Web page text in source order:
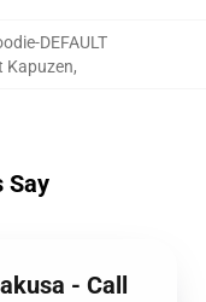
DEFAULT
Kapuzen,
Say
- Call